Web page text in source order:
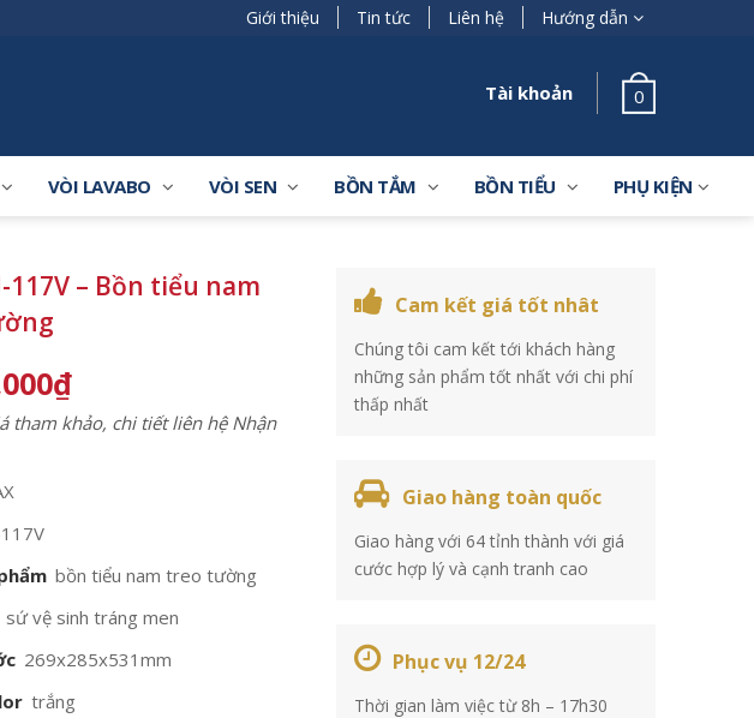
Giới thiệu Tin tức Liên hệ Hướng dẫn
Tài khoản 0
VÒI LAVABO VÒI SEN BỒN TẮM BỒN TIỂU PHỤ KIỆN
117V – Bồn tiểu nam
₫
tham khảo, chi tiết liên hệ Nhận
bồn tiểu nam treo tường
sứ vệ sinh tráng men
269x285x531mm
trắng
Cam kết giá tốt nhât
Chúng tôi cam kết tới khách hàng
những sản phẩm tốt nhất với chi phí
thấp nhất
Giao hàng toàn quốc
Giao hàng với 64 tỉnh thành với giá
cước hợp lý và cạnh tranh cao
Phục vụ 12/24
Thời gian làm việc từ 8h – 17h30